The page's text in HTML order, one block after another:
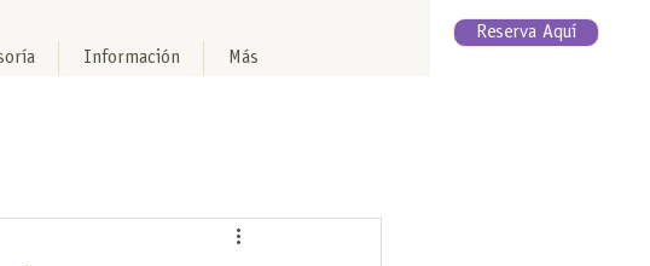
Información Más
Reserva Aquí